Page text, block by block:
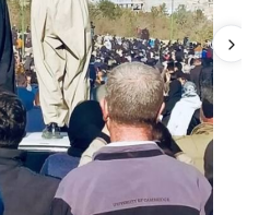
olmuş biri
ki”